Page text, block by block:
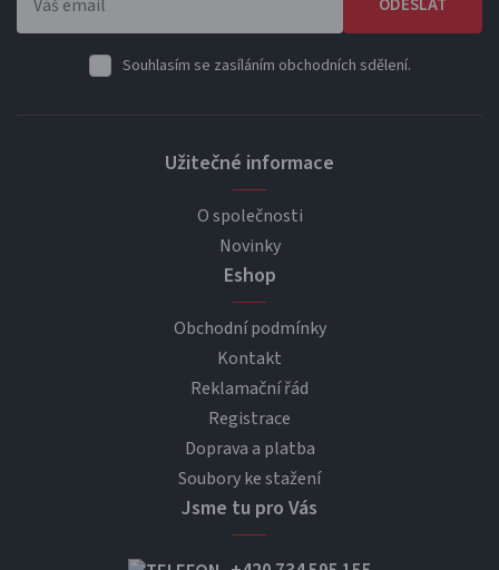
ODESLAT
Souhlasím se zasíláním obchodních sdělení.
Užitečné informace
O společnosti
Novinky
Eshop
Obchodní podmínky
Kontakt
Reklamační řád
Registrace
Doprava a platba
Soubory ke stažení
Jsme tu pro Vás